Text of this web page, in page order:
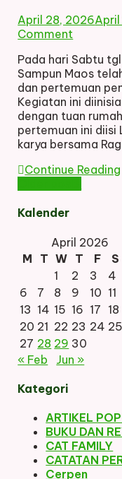
April 28, 2026
Commenton
LITERASI
FORUM
TBM
KOTA
Pada hari Sabtu
Sampun Maos
dan pertemuan
Kegiatan ini
dengan tuan
pertemuan ini diisi
karya bersama
Continue Reading
Posts
navigation
Kalender
April 2026
M
T W T F S
1
2 3 4
6
7 8 9 10 11
13 14 15 16 17 18
20 21 22 23 24 25
27 28 29 30
« Feb
Jun »
Kategori
ARTIKEL
BUKU DAN
CAT FAMILY
CATATAN
Cerpen